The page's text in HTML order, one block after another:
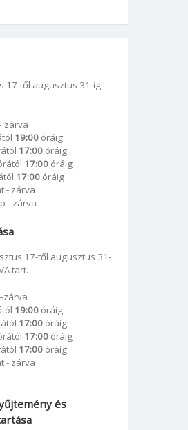
17-től augusztus 31-ig
zárva
19:00 óráig
17:00 óráig
17:00 óráig
17:00óráig
- zárva
- zárva
17-től augusztus 31-
tart.
19:00 óráig
17:00 óráig
17:00 óráig
17:00óráig
- zárva
és